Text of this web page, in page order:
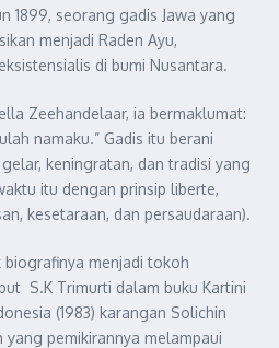
1899, seorang gadis Jawa yang
menjadi Raden Ayu,
di bumi Nusantara.
Zeehandelaar, ia bermaklumat:
namaku.” Gadis itu berani
keningratan, dan tradisi yang
itu dengan prinsip liberte,
kesetaraan, dan persaudaraan).
menjadi tokoh
S.K Trimurti dalam buku Kartini
(1983) karangan Solichin
yang pemikirannya melampaui